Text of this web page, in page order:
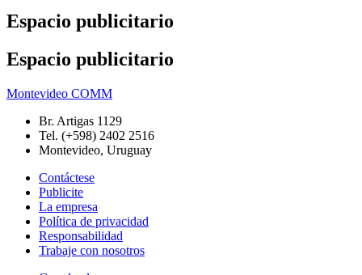
Espacio publicitario
Espacio publicitario
Montevideo COMM
Br. Artigas 1129
Tel. (+598) 2402 2516
Montevideo, Uruguay
Contáctese
Publicite
La empresa
Política de privacidad
Responsabilidad
Trabaje con nosotros